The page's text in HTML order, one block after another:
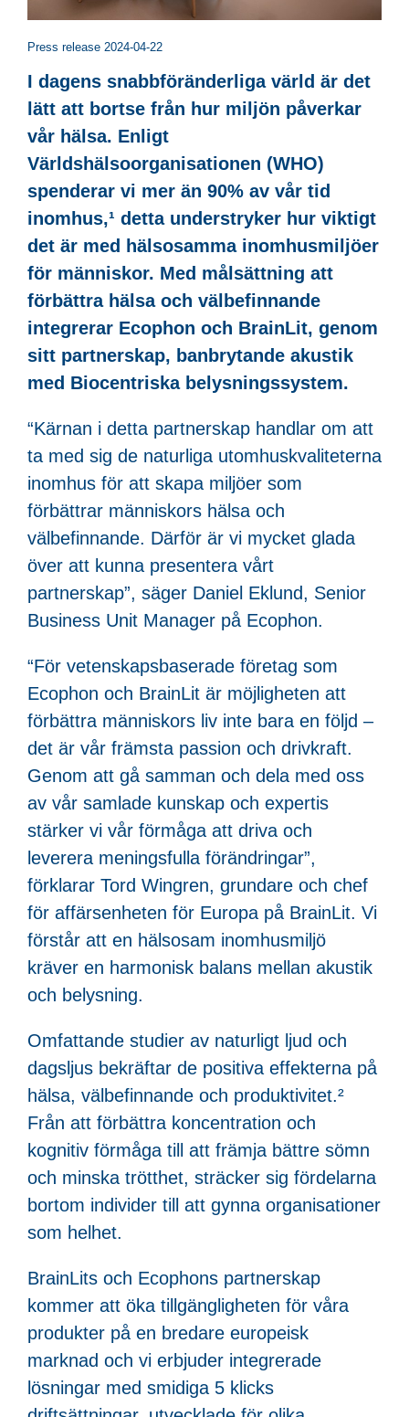
Press release 2024-04-22
I dagens snabbföränderliga värld är det
lätt att bortse från hur miljön påverkar
vår hälsa. Enligt
Världshälsoorganisationen (WHO)
spenderar vi mer än 90% av vår tid
inomhus,¹ detta understryker hur viktigt
det är med hälsosamma inomhusmiljöer
för människor. Med målsättning att
förbättra hälsa och välbefinnande
integrerar Ecophon och BrainLit, genom
sitt partnerskap, banbrytande akustik
med Biocentriska belysningssystem.
“Kärnan i detta partnerskap handlar om att
ta med sig de naturliga utomhuskvaliteterna
inomhus för att skapa miljöer som
förbättrar människors hälsa och
välbefinnande. Därför är vi mycket glada
över att kunna presentera vårt
partnerskap”, säger Daniel Eklund, Senior
Business Unit Manager på Ecophon.
“För vetenskapsbaserade företag som
Ecophon och BrainLit är möjligheten att
förbättra människors liv inte bara en följd –
det är vår främsta passion och drivkraft.
Genom att gå samman och dela med oss
av vår samlade kunskap och expertis
stärker vi vår förmåga att driva och
leverera meningsfulla förändringar”,
förklarar Tord Wingren, grundare och chef
för affärsenheten för Europa på BrainLit. Vi
förstår att en hälsosam inomhusmiljö
kräver en harmonisk balans mellan akustik
och belysning.
Omfattande studier av naturligt ljud och
dagsljus bekräftar de positiva effekterna på
hälsa, välbefinnande och produktivitet.²
Från att förbättra koncentration och
kognitiv förmåga till att främja bättre sömn
och minska trötthet, sträcker sig fördelarna
bortom individer till att gynna organisationer
som helhet.
BrainLits och Ecophons partnerskap
kommer att öka tillgängligheten för våra
produkter på en bredare europeisk
marknad och vi erbjuder integrerade
lösningar med smidiga 5 klicks